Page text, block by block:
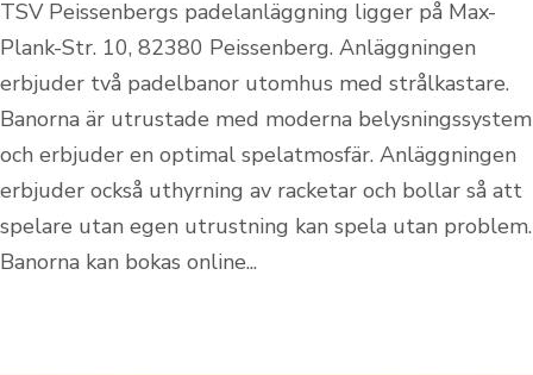
TSV Peissenbergs padelanläggning ligger på Max-
Plank-Str. 10, 82380 Peissenberg. Anläggningen
erbjuder två padelbanor utomhus med strålkastare.
Banorna är utrustade med moderna belysningssystem
och erbjuder en optimal spelatmosfär. Anläggningen
erbjuder också uthyrning av racketar och bollar så att
spelare utan egen utrustning kan spela utan problem.
Banorna kan bokas online...